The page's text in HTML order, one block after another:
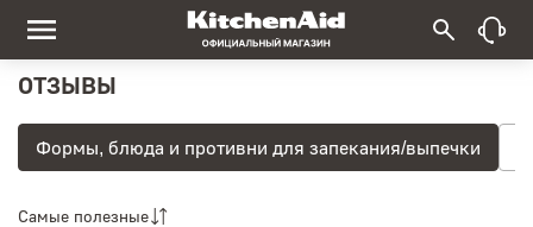
ОТЗЫВЫ
Формы, блюда и противни для запекания/выпечки
Самые полезные